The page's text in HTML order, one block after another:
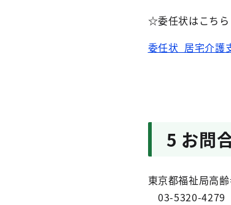
☆委任状はこちら
委任状_居宅介護
5 お問
東京都福祉局高
03-5320-4279